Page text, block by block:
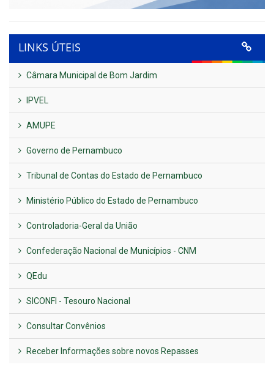
LINKS ÚTEIS
Câmara Municipal de Bom Jardim
IPVEL
AMUPE
Governo de Pernambuco
Tribunal de Contas do Estado de Pernambuco
Ministério Público do Estado de Pernambuco
Controladoria-Geral da União
Confederação Nacional de Municípios - CNM
QEdu
SICONFI - Tesouro Nacional
Consultar Convênios
Receber Informações sobre novos Repasses